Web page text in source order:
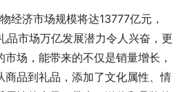
经济市场规模将达13777亿元，
品市场万亿发展潜力令人兴奋，更
场，能带来的不仅是销量增长，
商品到礼品，添加了文化属性、情